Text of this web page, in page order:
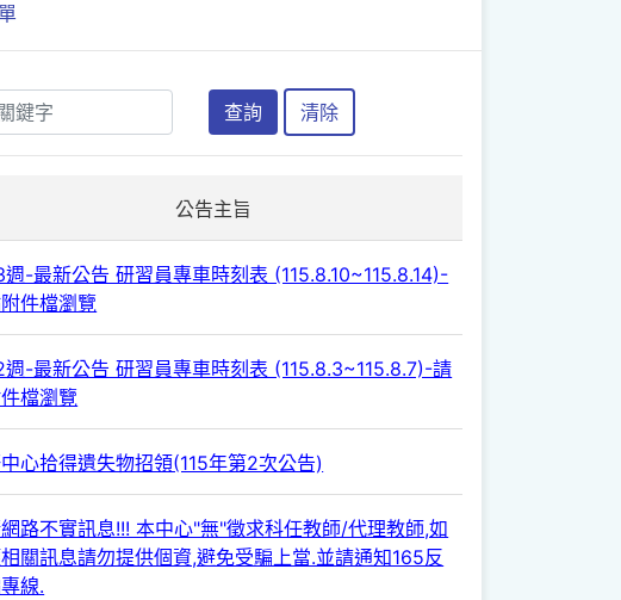
查詢 清除
公告主旨
-最新公告 研習員專車時刻表 (115.8.10~115.8.14)-
件檔瀏覽
-最新公告 研習員專車時刻表 (115.8.3~115.8.7)-請
檔瀏覽
心拾得遺失物招領(115年第2次公告)
路不實訊息!!! 本中心"無"徵求科任教師/代理教師,如
關訊息請勿提供個資,避免受騙上當.並請通知165反
線.